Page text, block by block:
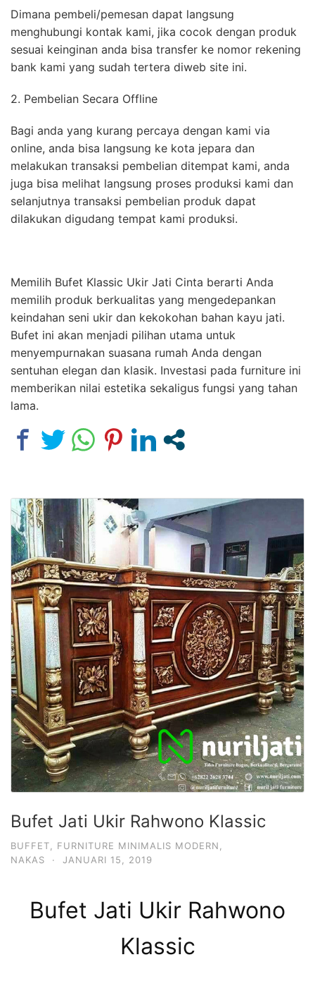
Dimana pembeli/pemesan dapat langsung
menghubungi kontak kami, jika cocok dengan produk
sesuai keinginan anda bisa transfer ke nomor rekening
bank kami yang sudah tertera diweb site ini.
2. Pembelian Secara Offline
Bagi anda yang kurang percaya dengan kami via
online, anda bisa langsung ke kota jepara dan
melakukan transaksi pembelian ditempat kami, anda
juga bisa melihat langsung proses produksi kami dan
selanjutnya transaksi pembelian produk dapat
dilakukan digudang tempat kami produksi.
Memilih Bufet Klassic Ukir Jati Cinta berarti Anda
memilih produk berkualitas yang mengedepankan
keindahan seni ukir dan kekokohan bahan kayu jati.
Bufet ini akan menjadi pilihan utama untuk
menyempurnakan suasana rumah Anda dengan
sentuhan elegan dan klasik. Investasi pada furniture ini
memberikan nilai estetika sekaligus fungsi yang tahan
lama.
Bufet Jati Ukir Rahwono Klassic
BUFFET FURNITURE MINIMALIS MODERN
NAKAS
· JANUARI 15, 2019
Bufet Jati Ukir Rahwono
Klassic